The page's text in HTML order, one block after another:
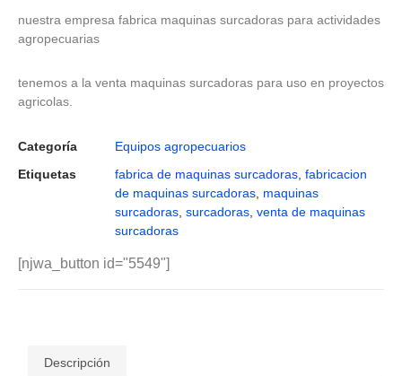
nuestra empresa fabrica maquinas surcadoras para actividades
agropecuarias
tenemos a la venta maquinas surcadoras para uso en proyectos
agricolas.
Categoría
Equipos agropecuarios
Etiquetas
fabrica de maquinas surcadoras fabricacion
de maquinas surcadoras maquinas
surcadoras surcadoras venta de maquinas
surcadoras
[njwa_button id="5549"]
Descripción